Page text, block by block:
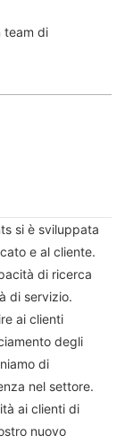
team di
si è sviluppata
e al cliente.
di ricerca
di servizio.
ai clienti
degli
di
nel settore.
ai clienti di
nuovo